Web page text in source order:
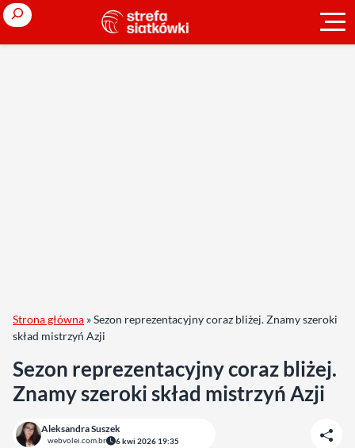
Search
Strona główna »Sezon reprezentacyjny coraz bliżej. Znamy szeroki
skład mistrzyń Azji
Sezon reprezentacyjny coraz bliżej.
Znamy szeroki skład mistrzyń Azji
Aleksandra Suszek
webvolei.com.br 6 kwi 2026 19:35